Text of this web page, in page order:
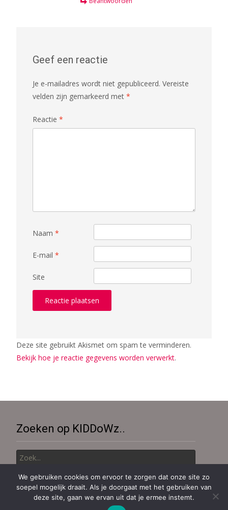
Geef een reactie
Je e-mailadres wordt niet gepubliceerd. Vereiste
velden zijn gemarkeerd met *
Reactie *
Naam *
E-mail *
Site
Deze site gebruikt Akismet om spam te verminderen.
Bekijk hoe je reactie gegevens worden verwerkt.
Zoeken op KIDDoWz..
Zoek
naar:
Copyright © KiDDoWz: voor kinderen en hun (groot)ouders
, thema
We gebruiken cookies om ervoor te zorgen dat onze site zo
soepel mogelijk draait. Als je doorgaat met het gebruiken van
deze site, gaan we ervan uit dat je ermee instemt.